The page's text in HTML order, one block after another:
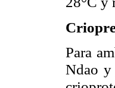
Para
Ndao y